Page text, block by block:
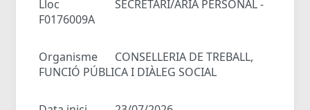
Lloc
SECRETARI/ÀRIA PERSONAL -
F0176009A
Organisme
CONSELLERIA DE TREBALL,
FUNCIÓ PÚBLICA I DIÀLEG SOCIAL